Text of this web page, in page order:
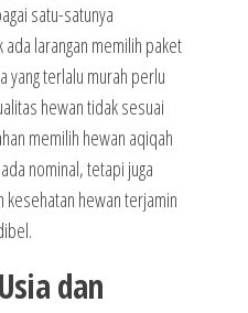
satu-satunya
larangan memilih paket
yang terlalu murah perlu
hewan tidak sesuai
memilih hewan aqiqah
nominal, tetapi juga
hewan terjamin
dan